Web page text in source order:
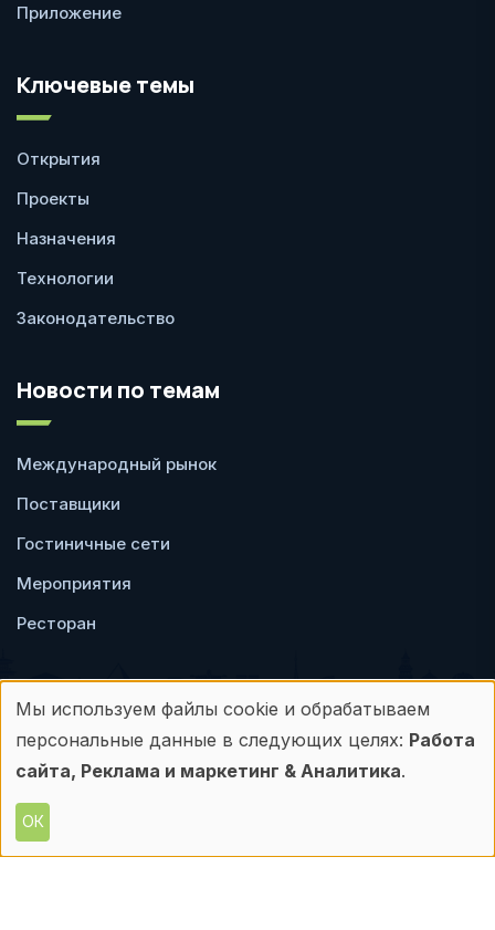
Приложение
Ключевые темы
Открытия
Проекты
Назначения
Технологии
Законодательство
Новости по темам
Международный рынок
Поставщики
Гостиничные сети
Мероприятия
Ресторан
Пользовательское
соглашение
Политика
конфиденциальности
Любое использование материалов с данного
Использование
персональных
данных
и
Мы используем файлы cookie и обрабатываем
персональные данные в следующих целях: Работа
сайта, Реклама и маркетинг & Аналитика.
ОК